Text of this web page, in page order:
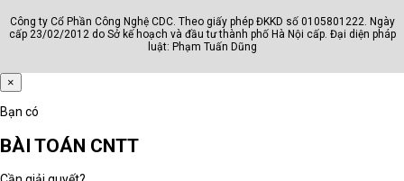
Công ty Cổ Phần Công Nghệ CDC. Theo giấy phép ĐKKD số 0105801222. Ngày
cấp 23/02/2012 do Sở kế hoạch và đầu tư thành phố Hà Nội cấp. Đại diện pháp
luật: Phạm Tuấn Dũng
×
Bạn có
BÀI TOÁN CNTT